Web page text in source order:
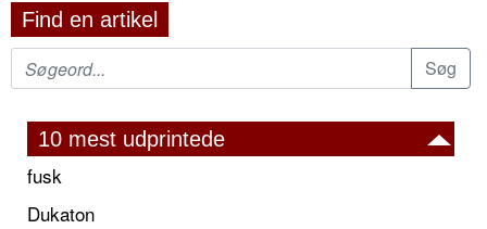
Find en artikel
10 mest udprintede
fusk
Dukaton